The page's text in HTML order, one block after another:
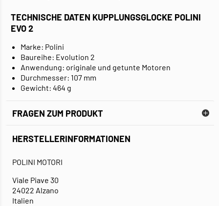
TECHNISCHE DATEN KUPPLUNGSGLOCKE POLINI
EVO 2
Marke: Polini
Baureihe: Evolution 2
Anwendung: originale und getunte Motoren
Durchmesser: 107 mm
Gewicht: 464 g
FRAGEN ZUM PRODUKT
HERSTELLERINFORMATIONEN
POLINI MOTORI
Viale Piave 30
24022 Alzano
Italien